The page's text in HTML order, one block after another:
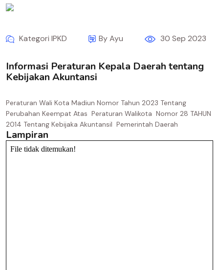
Kategori IPKD By Ayu 30 Sep 2023
Informasi Peraturan Kepala Daerah tentang
Kebijakan Akuntansi
Peraturan Wali Kota Madiun Nomor Tahun 2023 Tentang
Perubahan Keempat Atas Peraturan Walikota Nomor 28 TAHUN
2014 Tentang Kebijaka AkuntansiI Pemerintah Daerah
Lampiran